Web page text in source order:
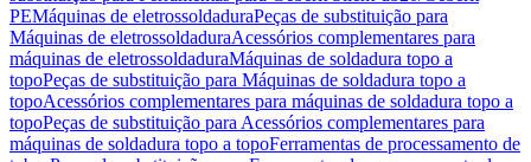
PEMáquinas de eletrossoldaduraPeças de substituição para
Máquinas de eletrossoldaduraAcessórios complementares para
máquinas de eletrossoldaduraMáquinas de soldadura topo a
topoPeças de substituição para Máquinas de soldadura topo a
topoAcessórios complementares para máquinas de soldadura topo a
topoPeças de substituição para Acessórios complementares para
máquinas de soldadura topo a topoFerramentas de processamento de